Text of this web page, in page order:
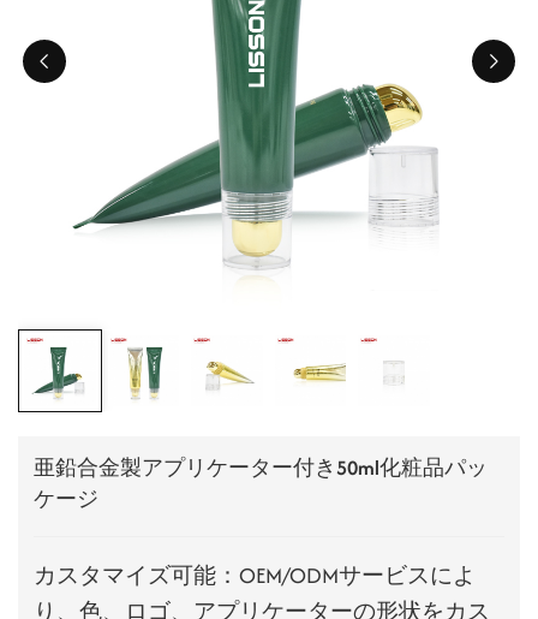
Tiếng việt
中文
亜鉛合金製アプリケーター付き50ml化粧品パッ
ケージ
カスタマイズ可能：OEM/ODMサービスによ
り、色、ロゴ、アプリケーターの形状をカス